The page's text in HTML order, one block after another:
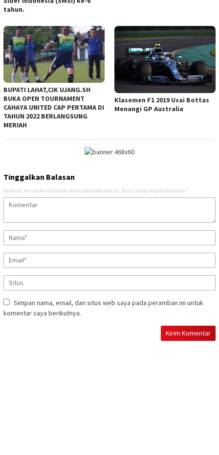
tahun.
BUPATI LAHAT,CIK UJANG.SH
BUKA OPEN TOURNAMENT
CAHAYA UNITED CAP PERTAMA DI
TAHUN 2022 BERLANGSUNG
MERIAH
Klasemen F1 2019 Usai Bottas
Menangi GP Australia
Tinggalkan Balasan
Alamat email Anda tidak akan dipublikasikan. Ruas yang wajib ditandai *
Simpan nama, email, dan situs web saya pada peramban ini untuk
komentar saya berikutnya.